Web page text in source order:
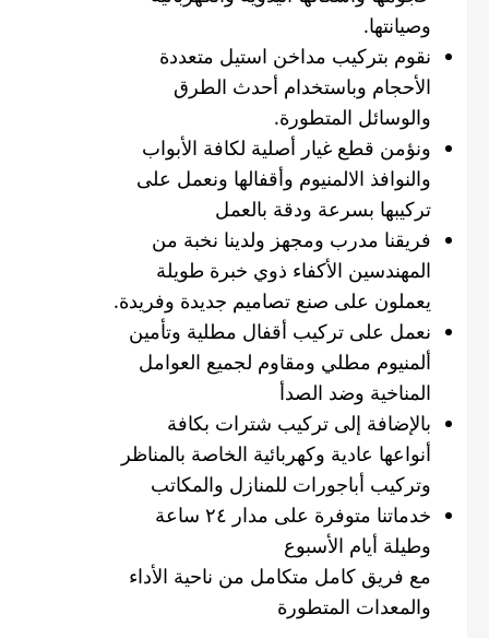
وصيانتها.
نقوم بتركيب مداخن استيل متعددة
الأحجام وباستخدام أحدث الطرق
والوسائل المتطورة.
ونؤمن قطع غيار أصلية لكافة الأبواب
والنوافذ الالمنيوم وأقفالها ونعمل على
تركيبها بسرعة ودقة بالعمل
فريقنا مدرب ومجهز ولدينا نخبة من
المهندسين الأكفاء ذوي خبرة طويلة
يعملون على صنع تصاميم جديدة وفريدة.
نعمل على تركيب أقفال مطلية وتأمين
ألمنيوم مطلي ومقاوم لجميع العوامل
المناخية وضد الصدأ
بالإضافة إلى تركيب شترات بكافة
أنواعها عادية وكهربائية الخاصة بالمناظر
وتركيب أباجورات للمنازل والمكاتب
خدماتنا متوفرة على مدار ٢٤ ساعة
وطيلة أيام الأسبوع
مع فريق كامل متكامل من ناحية الأداء
والمعدات المتطورة